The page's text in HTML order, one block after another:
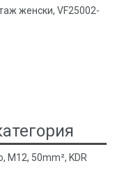
женски, VF25002-
M12, 50mm², KDR